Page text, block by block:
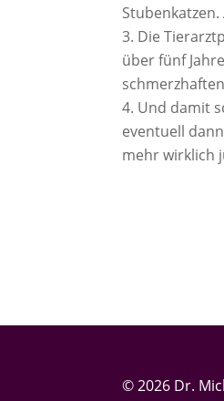
Die
über fünf
Und damit
eventuell
mehr wirklich
© 2026 Dr.